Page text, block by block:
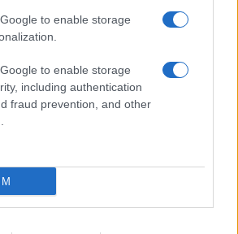
to enable storage
to enable storage
including authentication
fraud prevention, and other